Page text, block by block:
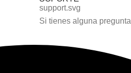
Si tienes alguna pregunta